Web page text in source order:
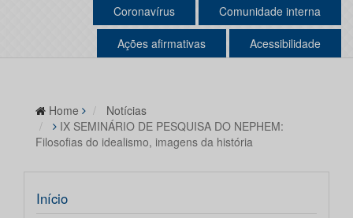
Coronavírus Comunidade interna
Ações afirmativas Acessibilidade
Home
Notícias
IX SEMINÁRIO DE PESQUISA DO NEPHEM:
Filosofias do idealismo, imagens da história
Início